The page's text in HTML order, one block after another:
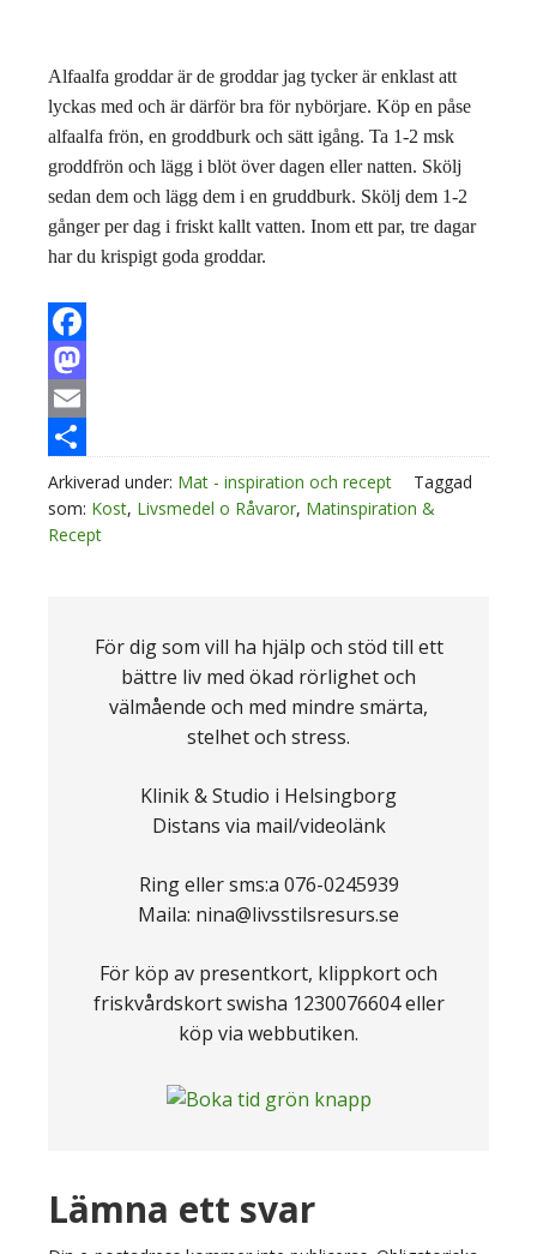
Alfaalfa groddar är de groddar jag tycker är enklast att
lyckas med och är därför bra för nybörjare. Köp en påse
alfaalfa frön, en groddburk och sätt igång. Ta 1-2 msk
groddfrön och lägg i blöt över dagen eller natten. Skölj
sedan dem och lägg dem i en gruddburk. Skölj dem 1-2
gånger per dag i friskt kallt vatten. Inom ett par, tre dagar
har du krispigt goda groddar.
Facebook
Mastodon
Email
Dela
Arkiverad under: Mat - inspiration och recept
Taggad
som: Kost, Livsmedel o Råvaror, Matinspiration &
Recept
För dig som vill ha hjälp och stöd till ett
bättre liv med ökad rörlighet och
välmående och med mindre smärta,
stelhet och stress.
Klinik & Studio i Helsingborg
Distans via mail/videolänk
Ring eller sms:a 076-0245939
Maila: nina@livsstilsresurs.se
För köp av presentkort, klippkort och
friskvårdskort swisha 1230076604 eller
köp via webbutiken.
Läsarkommentarer
Lämna ett svar